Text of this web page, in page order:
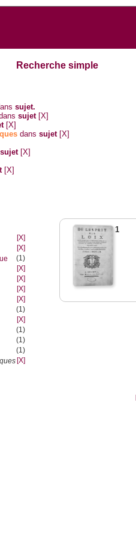
Recherche simple
sujet.
sujet [X]
[X]
danssujet [X]
sujet [X]
[X]
[X]
[X]
(1)
[X]
[X]
[X]
[X]
(1)
[X]
(1)
(1)
(1)
[X]
1